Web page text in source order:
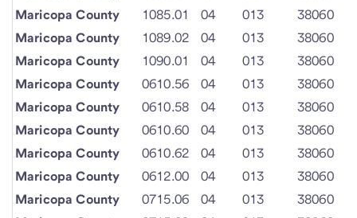
Maricopa County
1085.01 04 013
38060
Maricopa County
1089.02 04 013
38060
Maricopa County
1090.01 04 013
38060
Maricopa County
0610.56 04 013
38060
Maricopa County
0610.58 04 013
38060
Maricopa County
0610.60 04 013
38060
Maricopa County
0610.62 04 013
38060
Maricopa County
0612.00 04 013
38060
Maricopa County
0715.06 04 013
38060